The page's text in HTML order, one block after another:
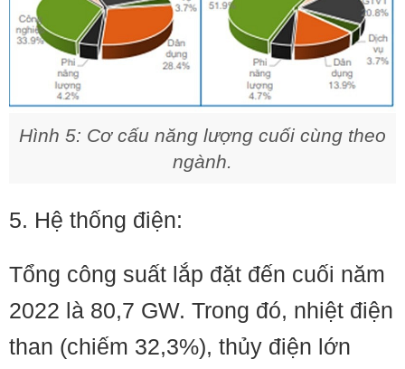
Hình 5: Cơ cấu năng lượng cuối cùng theo
ngành.
5. Hệ thống điện:
Tổng công suất lắp đặt đến cuối năm
2022 là 80,7 GW. Trong đó, nhiệt điện
than (chiếm 32,3%), thủy điện lớn